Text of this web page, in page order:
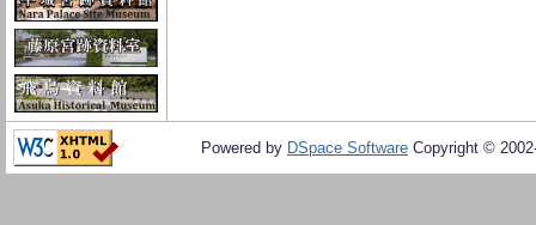
Powered by DSpace Software Copyright ©